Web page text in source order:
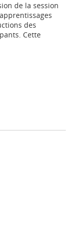
de la session
des
Cette